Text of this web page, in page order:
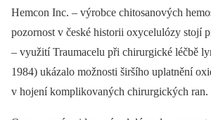
Hemcon Inc. –⁠ výrobce chitosanových
pozornost v české historii oxycelulózy stojí
–⁠ využití Traumacelu při chirurgické léčbě
1984) ukázalo možnosti širšího uplatnění
v hojení komplikovaných chirurgických ran.